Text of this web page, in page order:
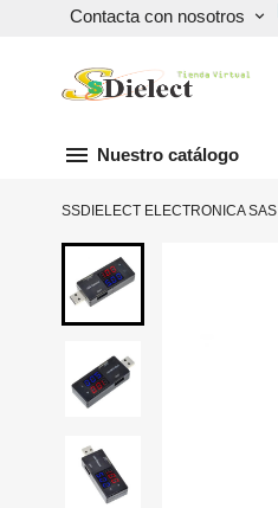
Contacta con nosotros keyboard_arrow_down
menu Nuestro catálogo
SSDIELECT ELECTRONICA SAS